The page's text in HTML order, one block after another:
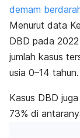
demam
Menurut data
DBD pada
jumlah kasus
usia 0–14 tahun.
Kasus DBD
73% di